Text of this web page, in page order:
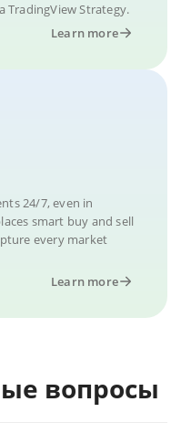
TradingView Strategy.
Learn more
24/7, even in
smart buy and sell
every market
Learn more
вопросы